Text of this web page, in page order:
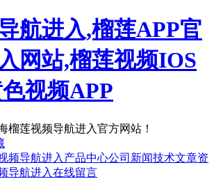
航进入,榴莲APP官
网站,榴莲视频IOS
视频APP
榴莲视频导航进入官方网站！
频导航进入 产品中心公司新闻技术文章资
导航进入在线留言